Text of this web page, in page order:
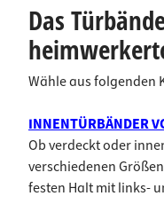
Das
Wähle aus folgenden
INNENTÜRBÄNDER
Ob verdeckt oder
verschiedenen
festen Halt mit links-